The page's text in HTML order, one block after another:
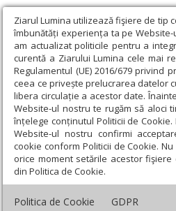
Ziarul Lumina utilizează fişiere de tip
îmbunătăți experiența ta pe
am actualizat politicile pentru a
curentă a Ziarului Lumina cele mai
Regulamentul (UE) 2016/679 privind
ceea ce privește prelucrarea datelor
libera circulație a acestor date.
Website-ul nostru te rugăm să aloci
înțelege conținutul Politicii de
Website-ul nostru confirmi
cookie conform Politicii de Cookie.
orice moment setările acestor
din Politica de Cookie.
Politica de Cookie GDPR
Ziarul Lumina › Opinii › Repere și
urmărește apropierea oamenilor de
Jurnalistul creștin
oamenilor de Dumnezeu